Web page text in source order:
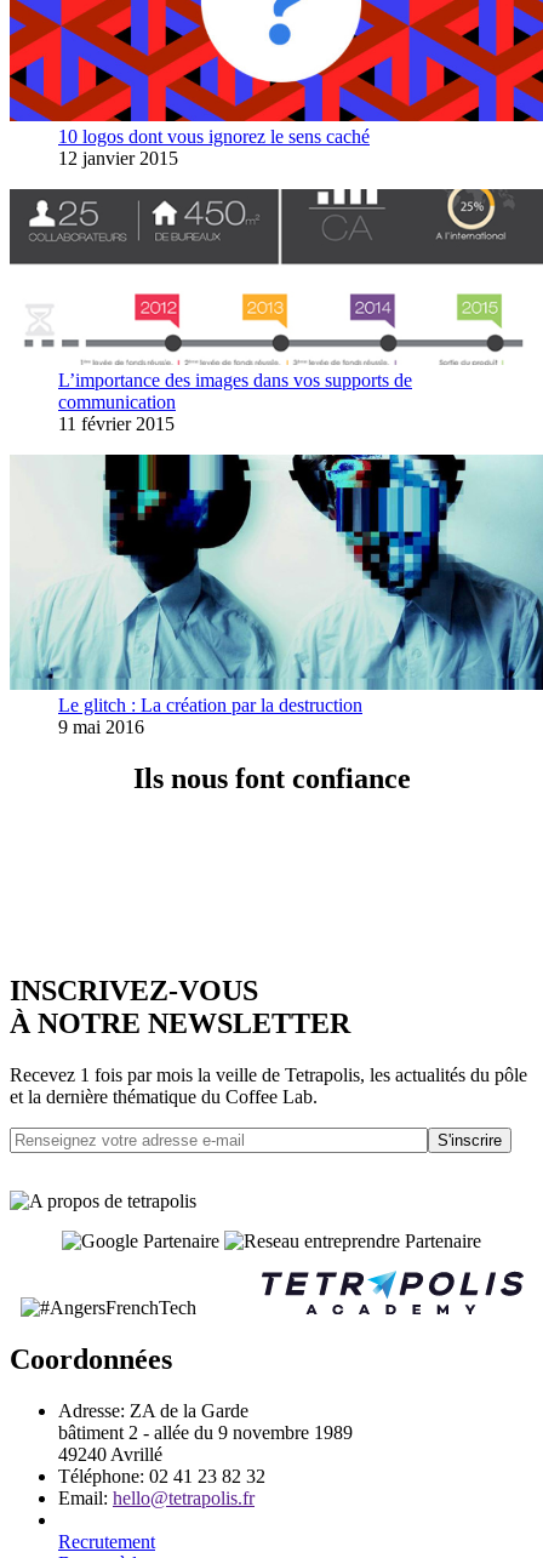
10 logos dont vous ignorez le sens caché
12 janvier 2015
L’importance des images dans vos supports de
communication
11 février 2015
Le glitch : La création par la destruction
9 mai 2016
Ils nous font confiance
INSCRIVEZ-VOUS
À NOTRE NEWSLETTER
Recevez 1 fois par mois la veille de Tetrapolis, les actualités du pôle
et la dernière thématique du Coffee Lab.
S'inscrire
Coordonnées
Adresse: ZA de la Garde
bâtiment 2 - allée du 9 novembre 1989
49240 Avrillé
Téléphone: 02 41 23 82 32
Email: hello@tetrapolis.fr
Recrutement